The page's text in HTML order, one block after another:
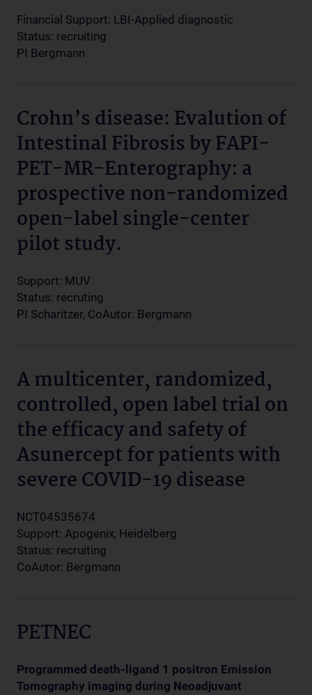
Financial Support: LBI-Applied diagnostic
Status: recruiting
PI Bergmann
Crohn’s disease: Evalution of
Intestinal Fibrosis by FAPI-
PET-MR-Enterography: a
prospective non-randomized
open-label single-center
pilot study.
Support: MUV
Status: recruting
PI Scharitzer, CoAutor: Bergmann
A multicenter, randomized,
controlled, open label trial on
the efficacy and safety of
Asunercept for patients with
severe COVID-19 disease
NCT04535674
Support: Apogenix, Heidelberg
Status: recruiting
CoAutor: Bergmann
PETNEC
Programmed death-ligand 1 positron Emission
Tomography imaging during Neoadjuvant